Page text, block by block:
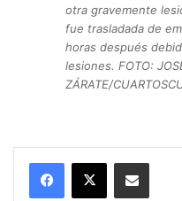
otra gravemente
fue trasladada de
horas después
lesiones. FOTO:
ZÁRATE/
Compartir por